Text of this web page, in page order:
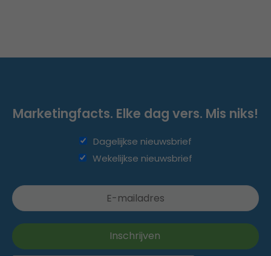
Marketingfacts. Elke dag vers. Mis niks!
Dagelijkse nieuwsbrief
Wekelijkse nieuwsbrief